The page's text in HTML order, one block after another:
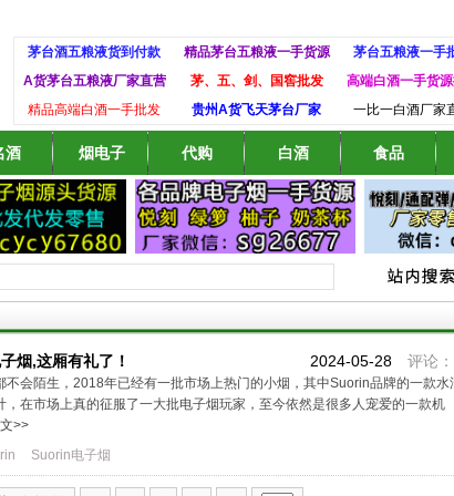
茅台酒五粮液货到付款 精品茅台五粮液一手货源 茅台五粮液一手
A货茅台五粮液厂家直营
茅、五、剑、国窖批发 高端白酒一手货
精品高端白酒一手批发
贵州A货飞天茅台厂家 一比一白酒厂家
酒 烟电子 代购 白酒 食品
2024-05-28评论：
烟,这厢有礼了！
会陌生，2018年已经有一批市场上热门的小烟，其中Suorin品牌的一款水
在市场上真的征服了一大批电子烟玩家，至今依然是很多人宠爱的一款机
>>
Suorin电子烟